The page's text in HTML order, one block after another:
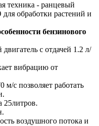
техника - ранцевый
обработки растений и
бензинового
с отдачей 1.2 л/
вибрацию от
м/с позволяет работать
25литров.
воздушного потока и